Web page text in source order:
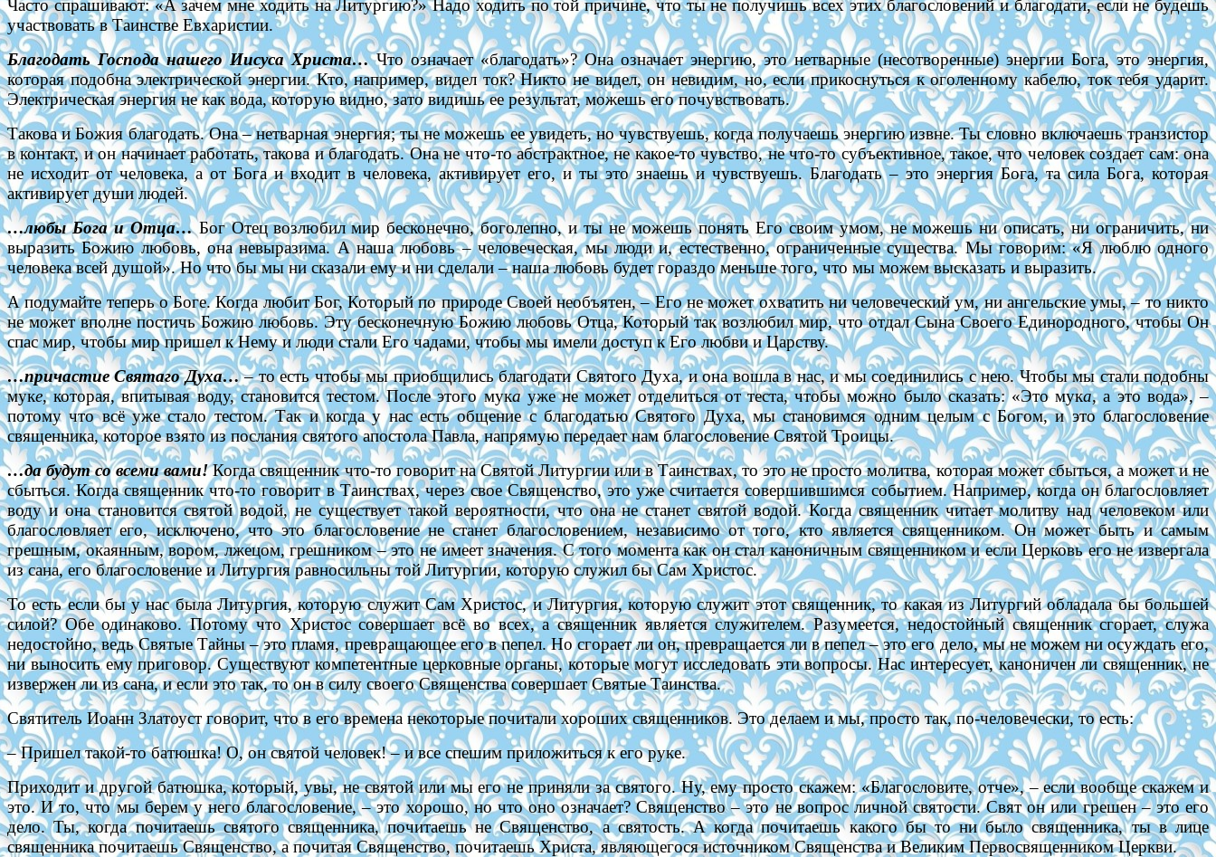
Часто спрашивают: «А зачем мне ходить на Литургию?» Надо ходить по той причине, что ты не получишь всех этих благословений и благодати, если не будешь
участвовать в Таинстве Евхаристии.
Благодать Господа нашего Иисуса Христа…Что означает «благодать»? Она означает энергию, это нетварные (несотворенные) энергии Бога, это энергия,
которая подобна электрической энергии. Кто, например, видел ток? Никто не видел, он невидим, но, если прикоснуться к оголенному кабелю, ток тебя ударит.
Электрическая энергия не как вода, которую видно, зато видишь ее результат, можешь его почувствовать.
Такова и Божия благодать. Она – нетварная энергия; ты не можешь ее увидеть, но чувствуешь, когда получаешь энергию извне. Ты словно включаешь транзистор
в контакт, и он начинает работать, такова и благодать. Она не что-то абстрактное, не какое-то чувство, не что-то субъективное, такое, что человек создает сам: она
не исходит от человека, а от Бога и входит в человека, активирует его, и ты это знаешь и чувствуешь. Благодать – это энергия Бога, та сила Бога, которая
активирует души людей.
…любы Бога и Отца…Бог Отец возлюбил мир бесконечно, боголепно, и ты не можешь понять Его своим умом, не можешь ни описать, ни ограничить, ни
выразить Божию любовь, она невыразима. А наша любовь – человеческая, мы люди и, естественно, ограниченные существа. Мы говорим: «Я люблю одного
человека всей душой». Но что бы мы ни сказали ему и ни сделали – наша любовь будет гораздо меньше того, что мы можем высказать и выразить.
А подумайте теперь о Боге. Когда любит Бог, Который по природе Своей необъятен, – Его не может охватить ни человеческий ум, ни ангельские умы, – то никто
не может вполне постичь Божию любовь. Эту бесконечную Божию любовь Отца, Который так возлюбил мир, что отдал Сына Своего Единородного, чтобы Он
спас мир, чтобы мир пришел к Нему и люди стали Его чадами, чтобы мы имели доступ к Его любви и Царству.
…причастие Святаго Духа…– то есть чтобы мы приобщились благодати Святого Духа, и она вошла в нас, и мы соединились с нею. Чтобы мы стали подобны
муке, которая, впитывая воду, становится тестом. После этого мукауже не может отделиться от теста, чтобы можно было сказать: «Это мука, а это вода», –
потому что всё уже стало тестом. Так и когда у нас есть общение с благодатью Святого Духа, мы становимся одним целым с Богом, и это благословение
священника, которое взято из послания святого апостола Павла, напрямую передает нам благословение Святой Троицы.
…да будут со всеми вами!Когда священник что-то говорит на Святой Литургии или в Таинствах, то это не просто молитва, которая может сбыться, а может и не
сбыться. Когда священник что-то говорит в Таинствах, через свое Священство, это уже считается совершившимся событием. Например, когда он благословляет
воду и она становится святой водой, не существует такой вероятности, что она не станет святой водой. Когда священник читает молитву над человеком или
благословляет его, исключено, что это благословение не станет благословением, независимо от того, кто является священником. Он может быть и самым
грешным, окаянным, вором, лжецом, грешником – это не имеет значения. С того момента как он стал каноничным священником и если Церковь его не извергала
из сана, его благословение и Литургия равносильны той Литургии, которую служил бы Сам Христос.
То есть если бы у нас была Литургия, которую служит Сам Христос, и Литургия, которую служит этот священник, то какая из Литургий обладала бы большей
силой? Обе одинаково. Потому что Христос совершает всё во всех, а священник является служителем. Разумеется, недостойный священник сгорает, служа
недостойно, ведь Святые Тайны – это пламя, превращающее его в пепел. Но сгорает ли он, превращается ли в пепел – это его дело, мы не можем ни осуждать его,
ни выносить ему приговор. Существуют компетентные церковные органы, которые могут исследовать эти вопросы. Нас интересует, каноничен ли священник, не
извержен ли из сана, и если это так, то он в силу своего Священства совершает Святые Таинства.
Святитель Иоанн Златоуст говорит, что в его времена некоторые почитали хороших священников. Это делаем и мы, просто так, по-человечески, то есть:
– Пришел такой-то батюшка! О, он святой человек! – и все спешим приложиться к его руке.
Приходит и другой батюшка, который, увы, не святой или мы его не приняли за святого. Ну, ему просто скажем: «Благословите, отче», – если вообще скажем и
это. И то, что мы берем у него благословение, – это хорошо, но что оно означает? Священство – это не вопрос личной святости. Свят он или грешен – это его
дело. Ты, когда почитаешь святого священника, почитаешь не Священство, а святость. А когда почитаешь какого бы то ни было священника, ты в лице
священника почитаешь Священство, а почитая Священство, почитаешь Христа, являющегося источником Священства и Великим Первосвященником Церкви.